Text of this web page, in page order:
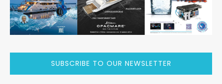
SUBSCRIBE TO OUR NEWSLETTER